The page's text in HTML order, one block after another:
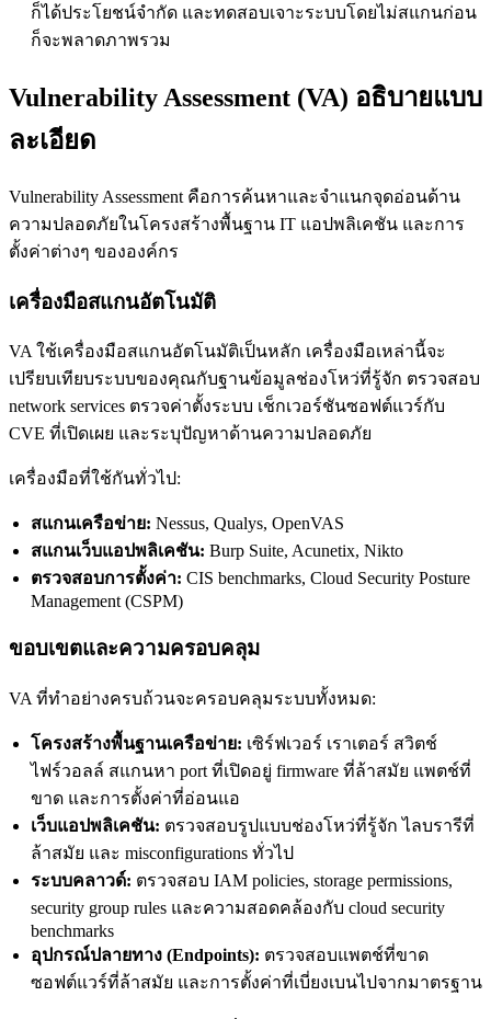
ก็ได้ประโยชน์จำกัด และทดสอบเจาะระบบโดยไม่สแกนก่อน
ก็จะพลาดภาพรวม
Vulnerability Assessment (VA) อธิบายแบบ
ละเอียด
Vulnerability Assessment คือการค้นหาและจำแนกจุดอ่อนด้าน
ความปลอดภัยในโครงสร้างพื้นฐาน IT แอปพลิเคชัน และการ
ตั้งค่าต่างๆ ขององค์กร
เครื่องมือสแกนอัตโนมัติ
VA ใช้เครื่องมือสแกนอัตโนมัติเป็นหลัก เครื่องมือเหล่านี้จะ
เปรียบเทียบระบบของคุณกับฐานข้อมูลช่องโหว่ที่รู้จัก ตรวจสอบ
network services ตรวจค่าตั้งระบบ เช็กเวอร์ชันซอฟต์แวร์กับ
CVE ที่เปิดเผย และระบุปัญหาด้านความปลอดภัย
เครื่องมือที่ใช้กันทั่วไป:
สแกนเครือข่าย: Nessus, Qualys, OpenVAS
สแกนเว็บแอปพลิเคชัน: Burp Suite, Acunetix, Nikto
ตรวจสอบการตั้งค่า: CIS benchmarks, Cloud Security Posture
Management (CSPM)
ขอบเขตและความครอบคลุม
VA ที่ทำอย่างครบถ้วนจะครอบคลุมระบบทั้งหมด:
โครงสร้างพื้นฐานเครือข่าย: เซิร์ฟเวอร์ เราเตอร์ สวิตช์
ไฟร์วอลล์ สแกนหา port ที่เปิดอยู่ firmware ที่ล้าสมัย แพตช์ที่
ขาด และการตั้งค่าที่อ่อนแอ
เว็บแอปพลิเคชัน: ตรวจสอบรูปแบบช่องโหว่ที่รู้จัก ไลบรารีที่
ล้าสมัย และ misconfigurations ทั่วไป
ระบบคลาวด์: ตรวจสอบ IAM policies, storage permissions,
security group rules และความสอดคล้องกับ cloud security
benchmarks
อุปกรณ์ปลายทาง (Endpoints): ตรวจสอบแพตช์ที่ขาด
ซอฟต์แวร์ที่ล้าสมัย และการตั้งค่าที่เบี่ยงเบนไปจากมาตรฐาน